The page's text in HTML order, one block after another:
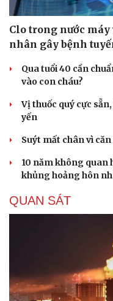
Du lịch
Clo trong nước
nhân gây bệnh
Qua tuổi 40 cần
vào con cháu?
Vị thuốc quý cực
yến
Suýt mất chân vì
10 năm không quan
khủng hoảng hôn
QUAN SÁT